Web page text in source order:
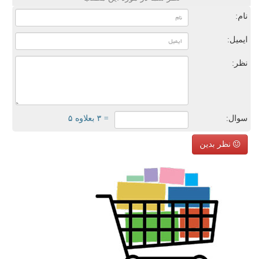
نام:
ایمیل:
نظر:
سوال: = ۳ بعلاوه ۵
نظر بدین